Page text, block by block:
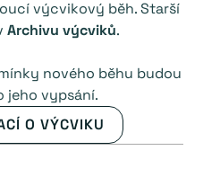
výcvikový běh. Starší
Archivu výcviků.
nového běhu budou
jeho vypsání.
O VÝCVIKU